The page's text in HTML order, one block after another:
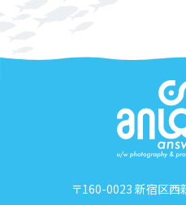
〒160-0023 新宿区